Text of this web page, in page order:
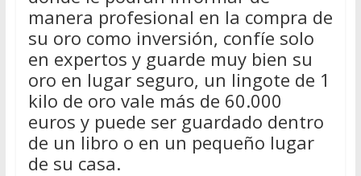
manera profesional en la compra de
su oro como inversión, confíe solo
en expertos y guarde muy bien su
oro en lugar seguro, un lingote de 1
kilo de oro vale más de 60.000
euros y puede ser guardado dentro
de un libro o en un pequeño lugar
de su casa.